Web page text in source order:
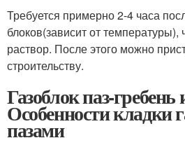
Требуется примерно 2-4 часа
блоков(зависит от
раствор. После этого можно
строительству.
Газоблок паз-
Особенности кладки
пазами